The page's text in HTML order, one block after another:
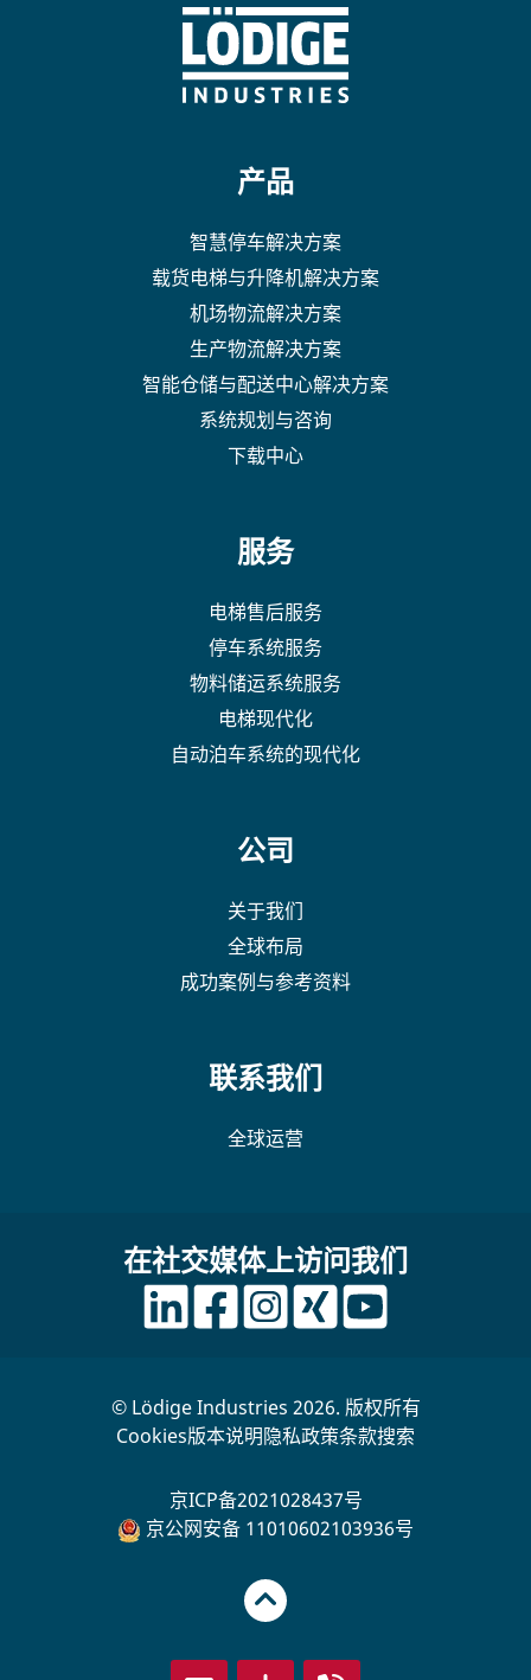
产品
智慧停车解决方案
载货电梯与升降机解决方案
机场物流解决方案
生产物流解决方案
智能仓储与配送中心解决方案
系统规划与咨询
下载中心
服务
电梯售后服务
停车系统服务
物料储运系统服务
电梯现代化
自动泊车系统的现代化
公司
关于我们
全球布局
成功案例与参考资料
联系我们
全球运营
在社交媒体上访问我们
© Lödige Industries 2026. 版权所有
Cookies版本说明隐私政策条款搜索
京ICP备2021028437号
京公网安备 11010602103936号